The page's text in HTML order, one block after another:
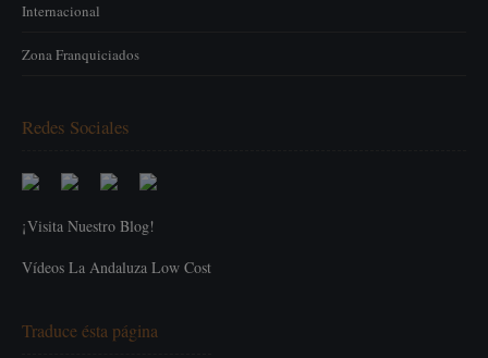
Internacional
Zona Franquiciados
Redes Sociales
¡Visita Nuestro Blog!
Vídeos La Andaluza Low Cost
Traduce ésta página